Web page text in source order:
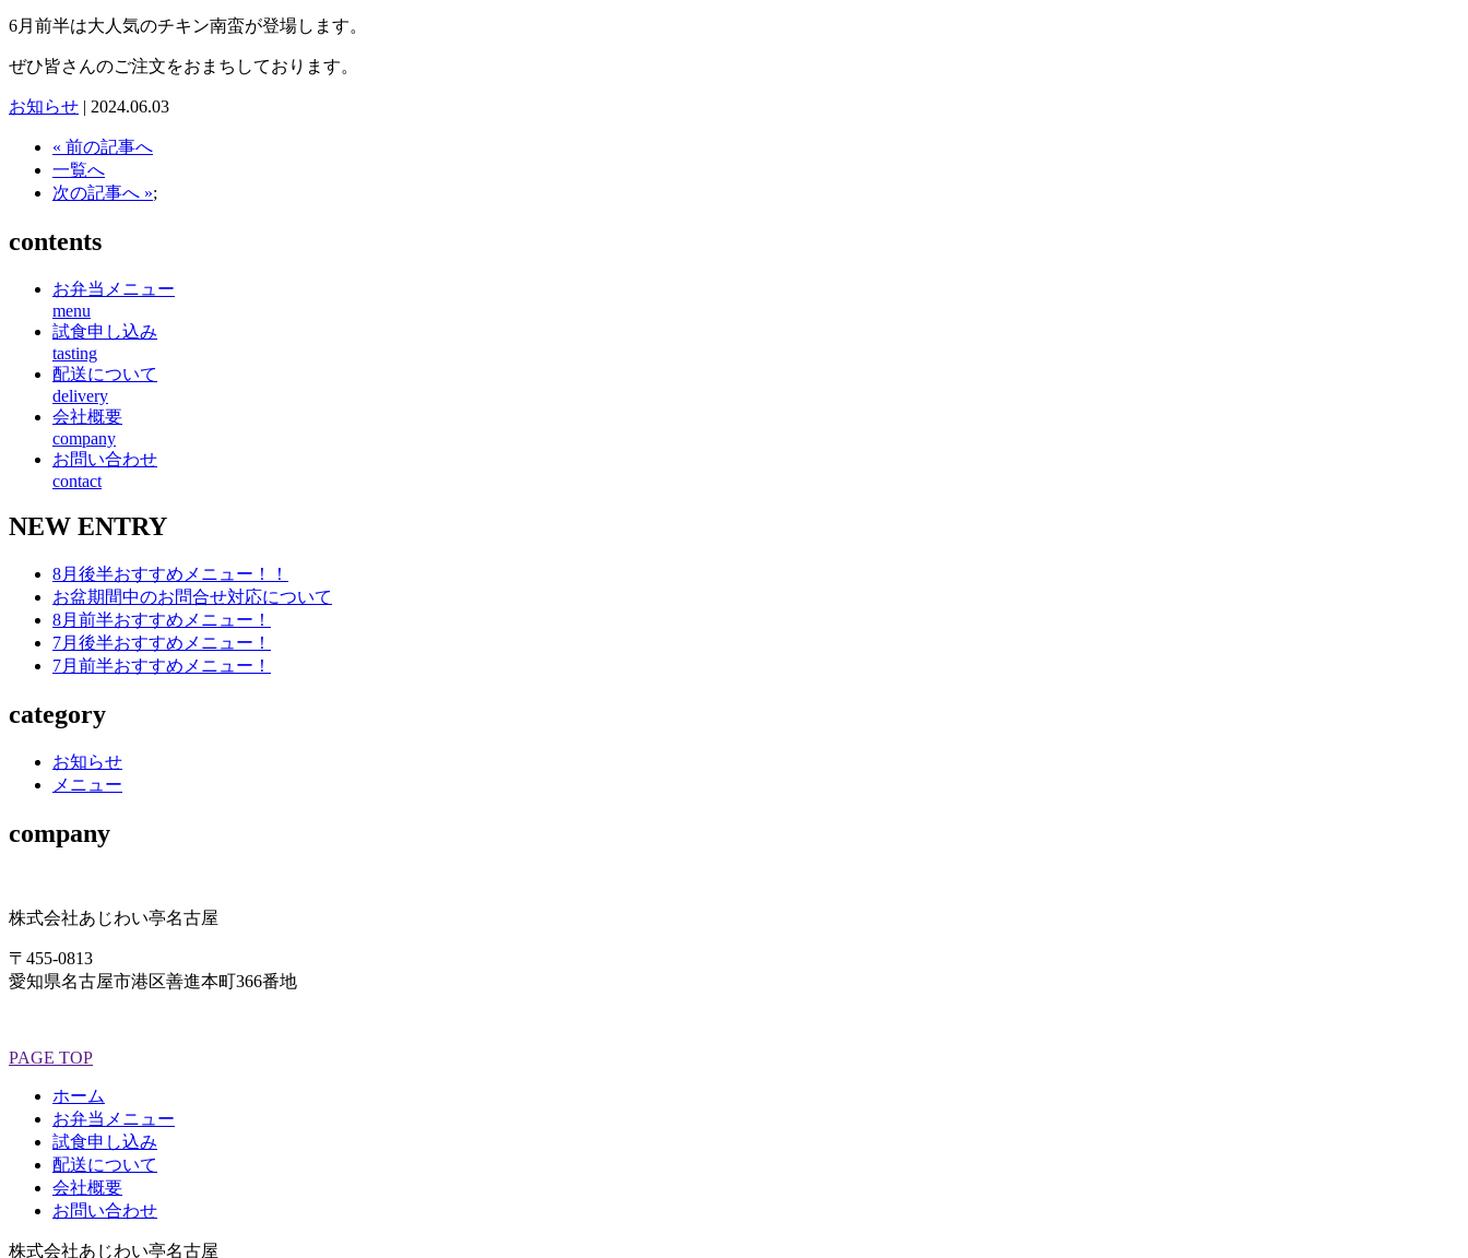
6月前半は大人気のチキン南蛮が登場します。
ぜひ皆さんのご注文をおまちしております。
お知らせ | 2024.06.03
« 前の記事へ
一覧へ
次の記事へ »;
contents
お弁当メニュー
menu
試食申し込み
tasting
配送について
delivery
会社概要
company
お問い合わせ
contact
NEW ENTRY
8月後半おすすめメニュー！！
お盆期間中のお問合せ対応について
8月前半おすすめメニュー！
7月後半おすすめメニュー！
7月前半おすすめメニュー！
category
お知らせ
メニュー
company
株式会社あじわい亭名古屋
〒455-0813
愛知県名古屋市港区善進本町366番地
PAGE TOP
ホーム
お弁当メニュー
試食申し込み
配送について
会社概要
お問い合わせ
株式会社あじわい亭名古屋